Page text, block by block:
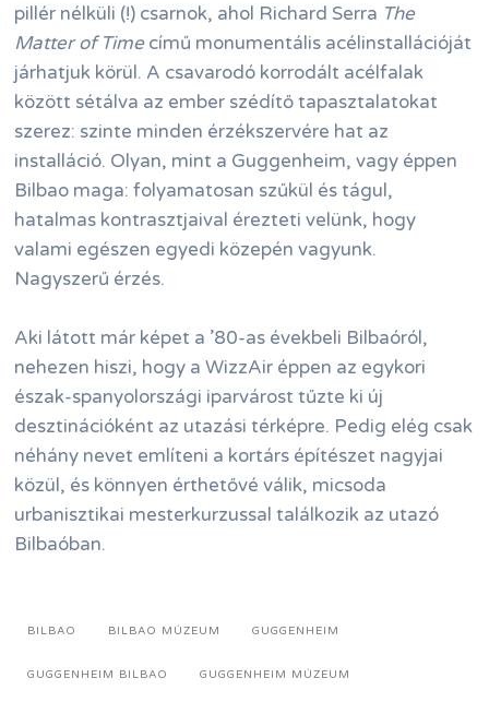
pillér nélküli (!) csarnok, ahol Richard Serra The
Matter of Timecímű monumentális acélinstallációját
járhatjuk körül. A csavarodó korrodált acélfalak
között sétálva az ember szédítő tapasztalatokat
szerez: szinte minden érzékszervére hat az
installáció. Olyan, mint a Guggenheim, vagy éppen
Bilbao maga: folyamatosan szűkül és tágul,
hatalmas kontrasztjaival érezteti velünk, hogy
valami egészen egyedi közepén vagyunk.
Nagyszerű érzés.
Aki látott már képet a ’80-as évekbeli Bilbaóról,
nehezen hiszi, hogy a WizzAir éppen az egykori
észak-spanyolországi iparvárost tűzte ki új
desztinációként az utazási térképre. Pedig elég csak
néhány nevet említeni a kortárs építészet nagyjai
közül, és könnyen érthetővé válik, micsoda
urbanisztikai mesterkurzussal találkozik az utazó
Bilbaóban.
BILBAO BILBAO MÚZEUM GUGGENHEIM
GUGGENHEIM BILBAO GUGGENHEIM MÚZEUM